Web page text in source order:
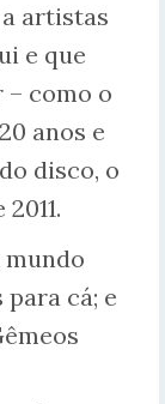
artistas
e que
– como o
anos e
disco, o
cá; e